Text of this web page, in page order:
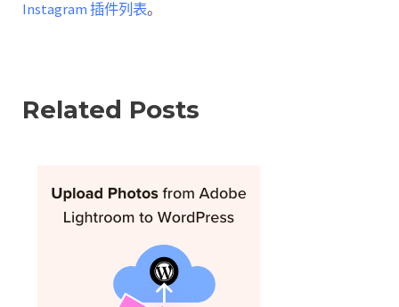
Instagram 插件列表。
Related Posts